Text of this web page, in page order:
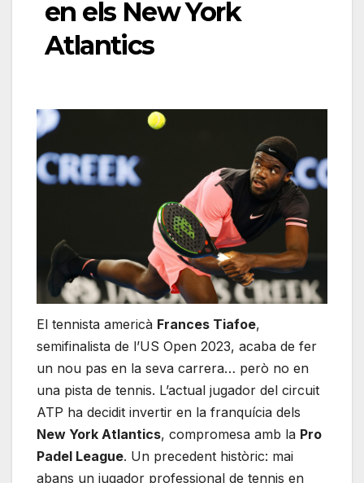
en els New York
Atlantics
El tennista americà Frances Tiafoe,
semifinalista de l’US Open 2023, acaba de fer
un nou pas en la seva carrera… però no en
una pista de tennis. L’actual jugador del circuit
ATP ha decidit invertir en la franquícia dels
New York Atlantics, compromesa amb la Pro
Padel League. Un precedent històric: mai
abans un jugador professional de tennis en